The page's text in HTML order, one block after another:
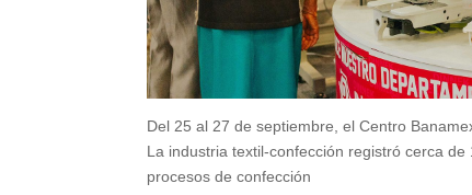
Del 25 al 27 de septiembre, el Centro
La industria textil-confección registró cerca
procesos de confección